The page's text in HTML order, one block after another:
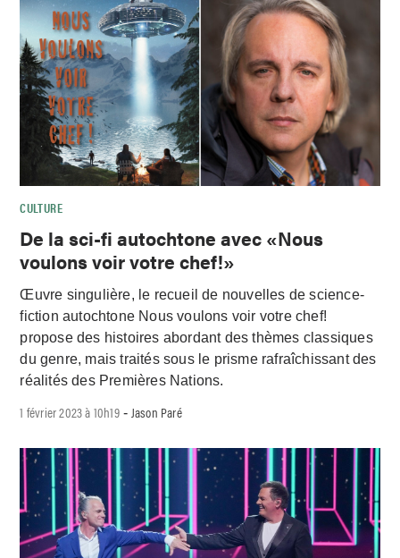
CULTURE
De la sci-fi autochtone avec «Nous
voulons voir votre chef!»
Œuvre singulière, le recueil de nouvelles de science-
fiction autochtone Nous voulons voir votre chef!
propose des histoires abordant des thèmes classiques
du genre, mais traités sous le prisme rafraîchissant des
réalités des Premières Nations.
1 février 2023 à 10h19- Jason Paré